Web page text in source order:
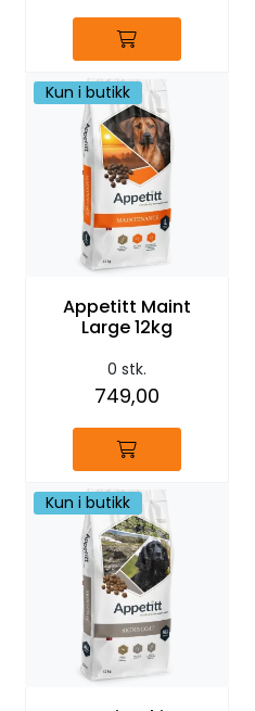
Kun i butikk
Appetitt Maint
Large 12kg
0 stk.
749,00
Kun i butikk